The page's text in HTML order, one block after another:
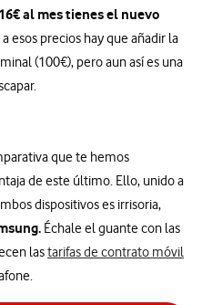
al mes tienes el nuevo
esos precios hay que añadir la
(100€), pero aun así es una
que te hemos
de este último. Ello, unido a
dispositivos es irrisoria,
Échale el guante con las
lastarifas de contrato móvil